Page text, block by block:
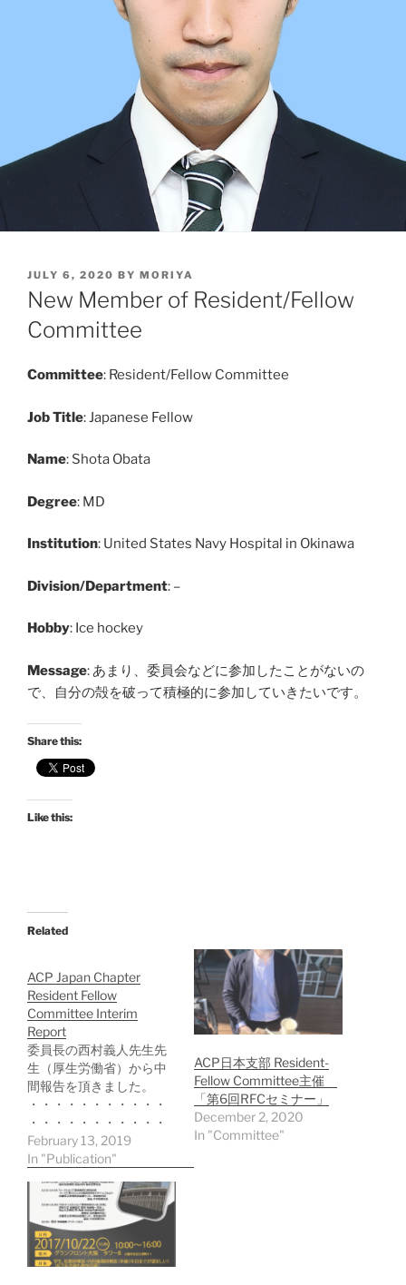
POSTED
ON
JULY 6, 2020 BY MORIYA
New Member of Resident/Fellow
Committee
Committee: Resident/Fellow Committee
Job Title: Japanese Fellow
Name: Shota Obata
Degree: MD
Institution: United States Navy Hospital in Okinawa
Division/Department: –
Hobby: Ice hockey
Message: あまり、委員会などに参加したことがないの
で、自分の殻を破って積極的に参加していきたいです。
Share this:
Like this:
Related
ACP Japan Chapter
Resident Fellow
Committee Interim
Report
委員長の西村義人先生先
生（厚生労働省）から中
間報告を頂きました。
・・・・・・・・・・・
・・・・・・・・・・・
・・・・・・ Chair:
Yoshito Nishimura, MD
Labour and Welfare 当委
員会（以降RFC）では、
2018年度年次総会にて実
施した以下の企画
（①RFC企画として新専
February 13, 2019
In "Publication"
ACP日本支部 Resident-
Fellow Committee主催
「第6回RFCセミナー」
December 2, 2020
In "Committee"